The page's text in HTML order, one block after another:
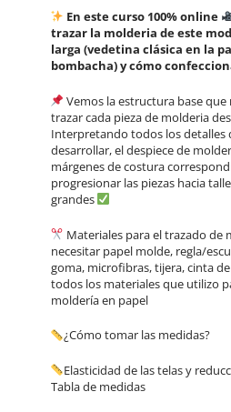
En este curso 100% online
trazar la molderia de este
larga (vedetina clásica en la
bombacha) y cómo
Vemos la estructura base
trazar cada pieza de molderia
Interpretando todos los detalles
desarrollar, el despiece de
márgenes de costura
progresionar las piezas hacia
grandes
Materiales para el trazado de
necesitar papel molde, regla/
goma, microfibras, tijera, cinta
todos los materiales que utilizo
moldería en papel
¿Cómo tomar las medidas?
Elasticidad de las telas y
Tabla de medidas